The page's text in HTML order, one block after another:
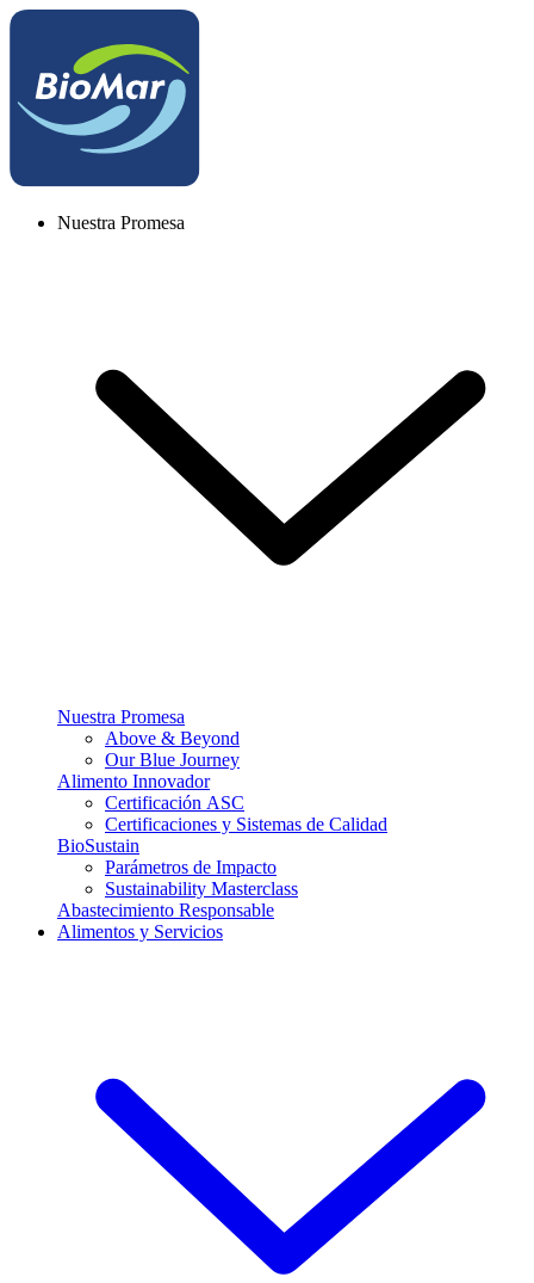
Nuestra Promesa
Nuestra Promesa
Above & Beyond
Our Blue Journey
Alimento Innovador
Certificación ASC
Certificaciones y Sistemas de Calidad
BioSustain
Parámetros de Impacto
Sustainability Masterclass
Abastecimiento Responsable
Alimentos y Servicios